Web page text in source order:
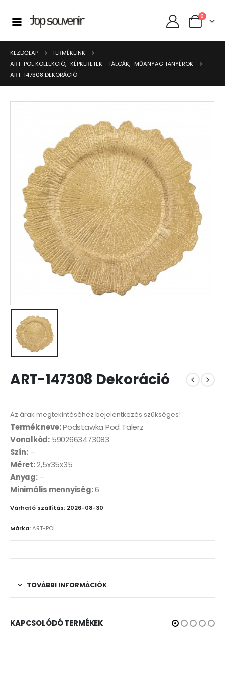
0
KEZDŐLAP
TERMÉKEINK
ART-POL KOLLEKCIÓ, KÉPKERETEK - TÁLCÁK, MŰANYAG TÁNYÉROK
ART-147308 DEKORÁCIÓ
ART-147308 Dekoráció
Az árak megtekintéséhez bejelentkezés szükséges!
Termék neve:Podstawka Pod Talerz
Vonalkód: 5902663473083
Szín:–
Méret:2,5x35x35
Anyag:–
Minimális mennyiség:6
Várható szállítás: 2026-08-30
Márka:ART-POL
TOVÁBBI INFORMÁCIÓK
KAPCSOLÓDÓ TERMÉKEK